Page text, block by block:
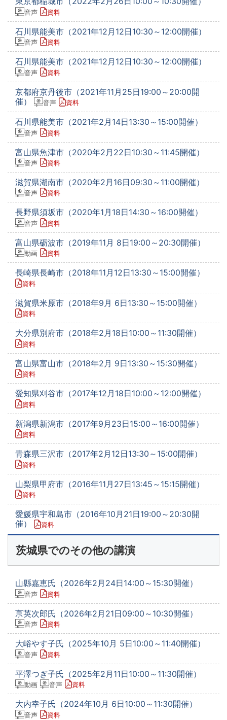
音声 資料
石川県能美市（2021年12月12日10:30～12:00開催）
音声 資料
石川県能美市（2021年12月12日10:30～12:00開催）
音声 資料
京都府京丹後市（2021年11月25日19:00～20:00開
催）
音声 資料
石川県能美市（2021年2月14日13:30～15:00開催）
音声 資料
富山県魚津市（2020年2月22日10:30～11:45開催）
音声 資料
滋賀県湖南市（2020年2月16日09:30～11:00開催）
音声 資料
長野県須坂市（2020年1月18日14:30～16:00開催）
音声 資料
富山県砺波市（2019年11月 8日19:00～20:30開催）
動画 資料
長崎県長崎市（2018年11月12日13:30～15:00開催）
資料
滋賀県米原市（2018年9月 6日13:30～15:00開催）
資料
大分県別府市（2018年2月18日10:00～11:30開催）
資料
富山県富山市（2018年2月 9日13:30～15:30開催）
資料
愛知県刈谷市（2017年12月18日10:00～12:00開催）
資料
新潟県新潟市（2017年9月23日15:00～16:00開催）
資料
青森県三沢市（2017年2月12日13:30～15:00開催）
資料
山梨県甲府市（2016年11月27日13:45～15:15開催）
資料
愛媛県宇和島市（2016年10月21日19:00～20:30開
催）
資料
茨城県でのその他の講演
山縣嘉恵氏（2026年2月24日14:00～15:30開催）
音声 資料
亰英次郎氏（2026年2月21日09:00～10:30開催）
音声 資料
大峪やす子氏（2025年10月 5日10:00～11:40開催）
音声 資料
平澤つぎ子氏（2025年2月11日10:00～11:30開催）
動画 音声 資料
大内幸子氏（2024年10月 6日10:00～11:30開催）
音声 資料